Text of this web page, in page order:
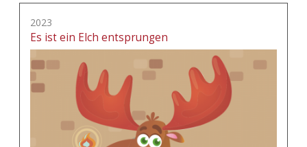
2023
Es ist ein Elch entsprungen